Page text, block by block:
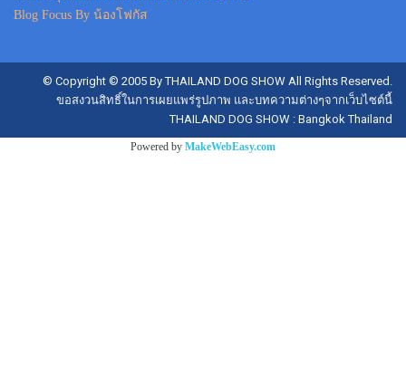
Blog Focus By น้องโฟกัส
© Copyright © 2005 By THAILAND DOG SHOW All Rights Reserved.
ขอสงวนสิทธิ์ในการเผยแพร่รูปภาพ และบทความต่างๆจากเว็บไซต์นี้
THAILAND DOG SHOW : Bangkok Thailand
Powered by MakeWebEasy.com